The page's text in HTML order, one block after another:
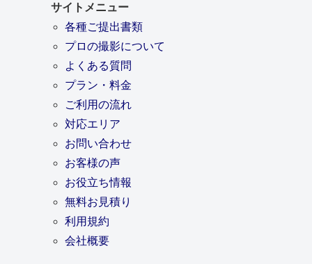
サイトメニュー
各種ご提出書類
プロの撮影について
よくある質問
プラン・料金
ご利用の流れ
対応エリア
お問い合わせ
お客様の声
お役立ち情報
無料お見積り
利用規約
会社概要